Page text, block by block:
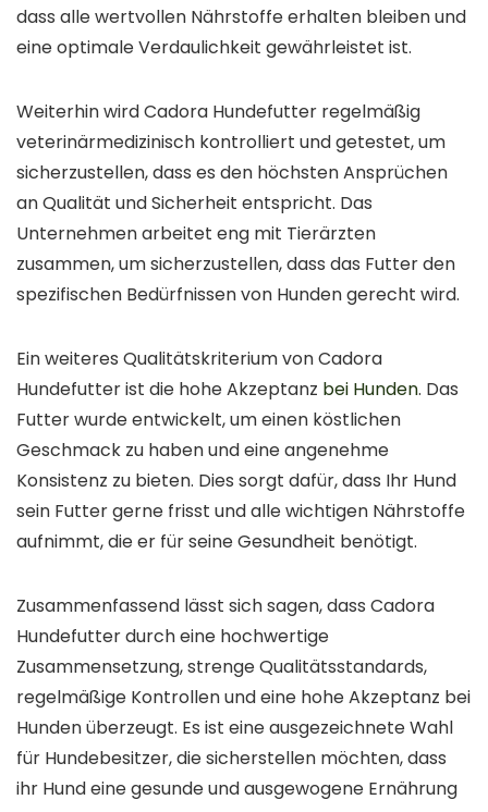
dass alle wertvollen Nährstoffe erhalten bleiben und
eine optimale Verdaulichkeit gewährleistet ist.
Weiterhin wird Cadora Hundefutter regelmäßig
veterinärmedizinisch kontrolliert und getestet, um
sicherzustellen, dass es den höchsten Ansprüchen
an Qualität und Sicherheit entspricht. Das
Unternehmen arbeitet eng mit Tierärzten
zusammen, um sicherzustellen, dass das Futter den
spezifischen Bedürfnissen von Hunden gerecht wird.
Ein weiteres Qualitätskriterium von Cadora
Hundefutter ist die hohe Akzeptanz bei Hunden. Das
Futter wurde entwickelt, um einen köstlichen
Geschmack zu haben und eine angenehme
Konsistenz zu bieten. Dies sorgt dafür, dass Ihr Hund
sein Futter gerne frisst und alle wichtigen Nährstoffe
aufnimmt, die er für seine Gesundheit benötigt.
Zusammenfassend lässt sich sagen, dass Cadora
Hundefutter durch eine hochwertige
Zusammensetzung, strenge Qualitätsstandards,
regelmäßige Kontrollen und eine hohe Akzeptanz bei
Hunden überzeugt. Es ist eine ausgezeichnete Wahl
für Hundebesitzer, die sicherstellen möchten, dass
ihr Hund eine gesunde und ausgewogene Ernährung